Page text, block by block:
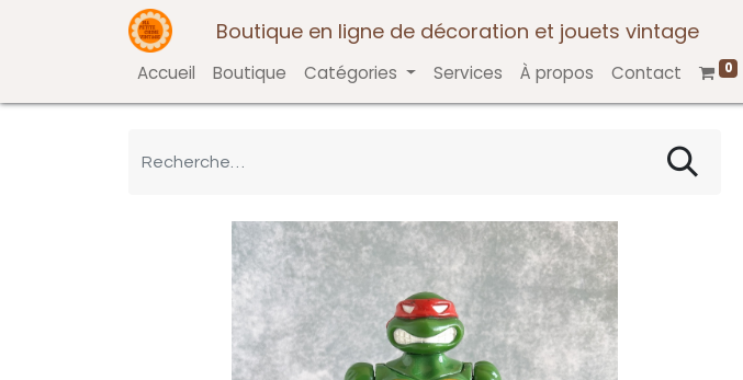
Boutique en ligne de décoration et jouets vintage
Accueil
Boutique Catégories Services À propos Contact 0